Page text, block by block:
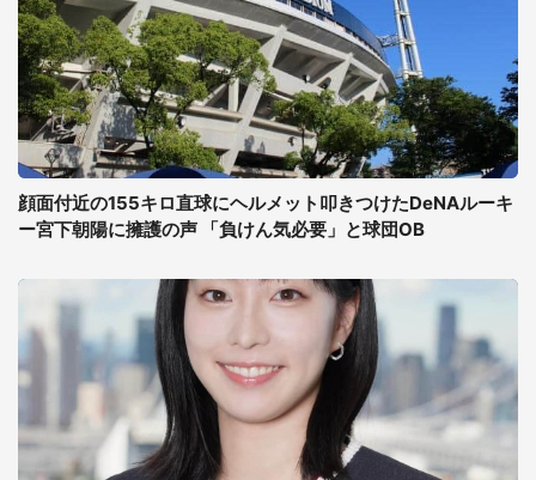
顔面付近の155キロ直球にヘルメット叩きつけたDeNAルーキ
ー宮下朝陽に擁護の声 「負けん気必要」と球団OB